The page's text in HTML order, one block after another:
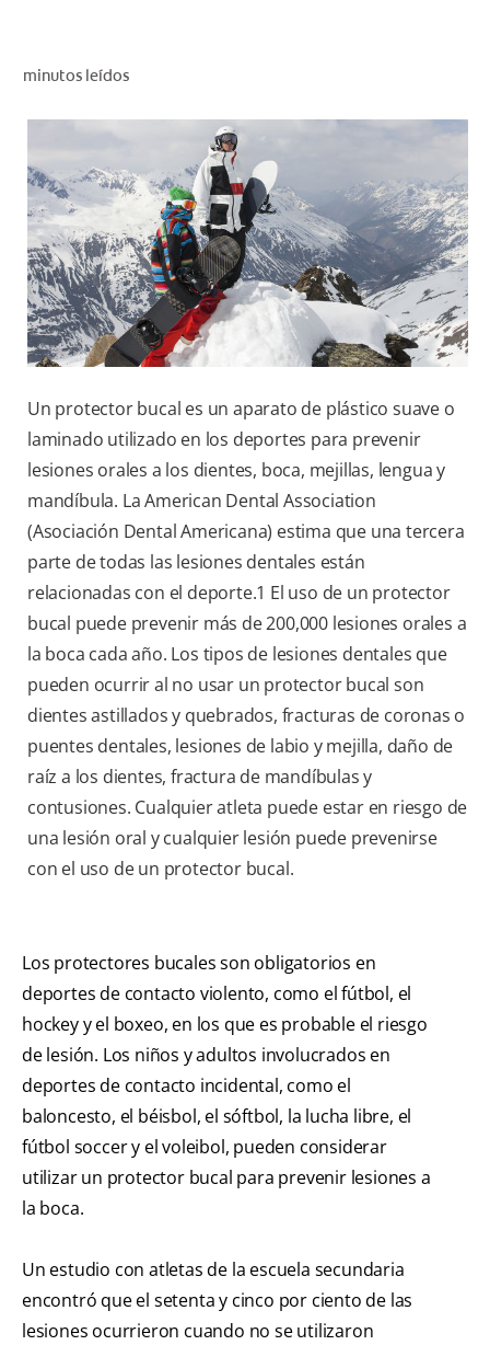
CL (ES)
SUSCRÍBASE
minutos leídos
Un protector bucal es un aparato de plástico suave o
laminado utilizado en los deportes para prevenir
lesiones orales a los dientes, boca, mejillas, lengua y
mandíbula. La American Dental Association
(Asociación Dental Americana) estima que una tercera
parte de todas las lesiones dentales están
relacionadas con el deporte.1 El uso de un protector
bucal puede prevenir más de 200,000 lesiones orales a
la boca cada año. Los tipos de lesiones dentales que
pueden ocurrir al no usar un protector bucal son
dientes astillados y quebrados, fracturas de coronas o
puentes dentales, lesiones de labio y mejilla, daño de
raíz a los dientes, fractura de mandíbulas y
contusiones. Cualquier atleta puede estar en riesgo de
una lesión oral y cualquier lesión puede prevenirse
con el uso de un protector bucal.
Los protectores bucales son obligatorios en
deportes de contacto violento, como el fútbol, el
hockey y el boxeo, en los que es probable el riesgo
de lesión. Los niños y adultos involucrados en
deportes de contacto incidental, como el
baloncesto, el béisbol, el sóftbol, la lucha libre, el
fútbol soccer y el voleibol, pueden considerar
utilizar un protector bucal para prevenir lesiones a
la boca.
Un estudio con atletas de la escuela secundaria
encontró que el setenta y cinco por ciento de las
lesiones ocurrieron cuando no se utilizaron